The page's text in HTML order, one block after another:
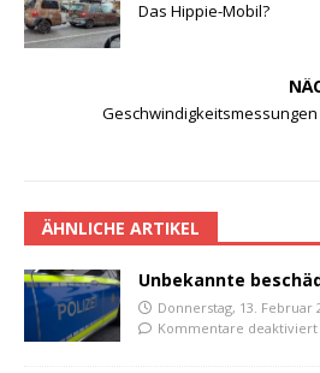
Das Hippie-Mobil?
ÄHNLICHE ARTIKEL
Unbekannte
Donnerstag, 13. Februar
Kommentare deaktiviert